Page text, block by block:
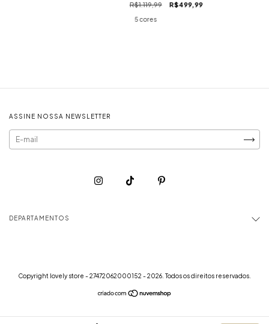
R$1.119,99 R$499,99
5 cores
ASSINE NOSSA NEWSLETTER
DEPARTAMENTOS
Copyright lovely store - 27472062000152 - 2026. Todos os direitos reservados.